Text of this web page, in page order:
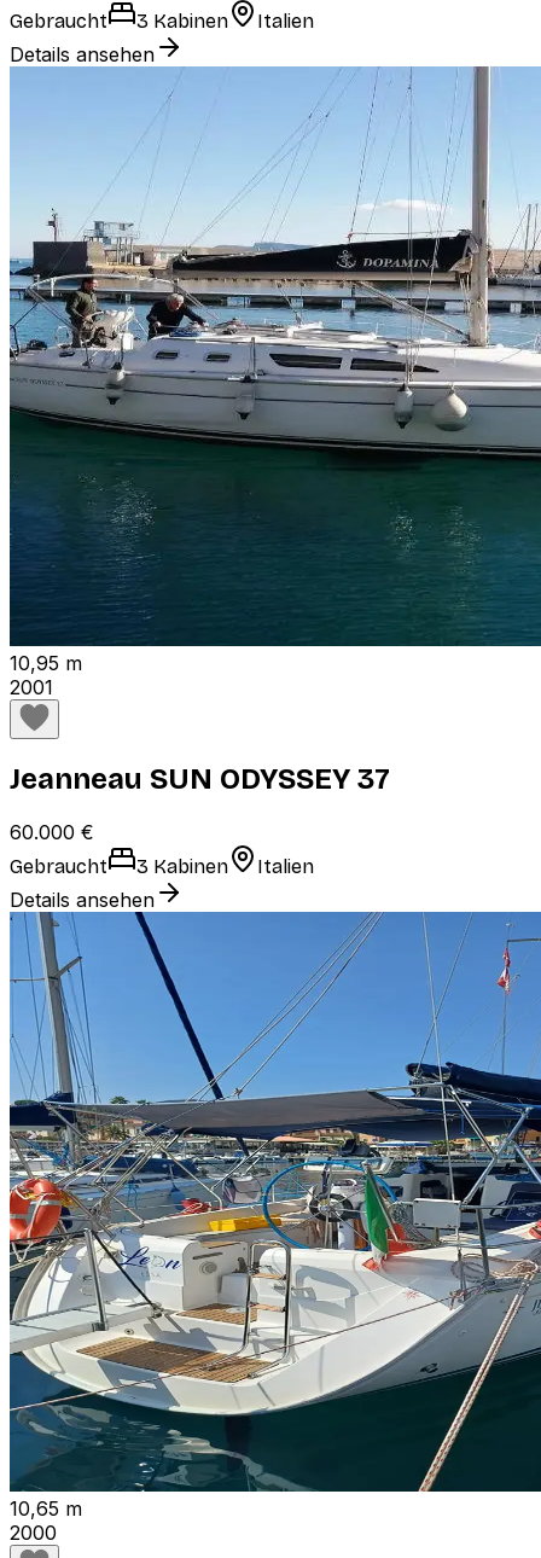
Gebraucht 3 Kabinen Italien
Details ansehen
10,95 m
2001
Jeanneau SUN ODYSSEY 37
60.000 €
Gebraucht 3 Kabinen Italien
Details ansehen
10,65 m
2000